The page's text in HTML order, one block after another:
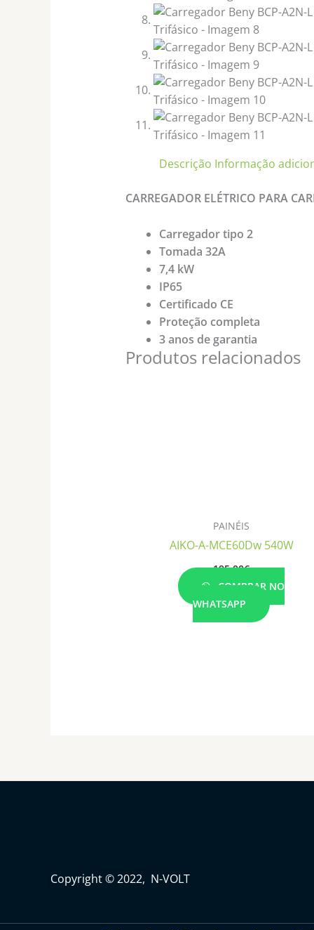
Descrição Informação
CARREGADOR ELÉTRICO PARA
Carregador tipo 2
Tomada 32A
7,4 kW
IP65
Certificado CE
Proteção completa
3 anos de garantia
Produtos relacionados
PAINÉIS
AIKO-A-MCE60Dw 540W
195.00€
COMPRAR NO
WHATSAPP
Copyright © 2022, N-VOLT